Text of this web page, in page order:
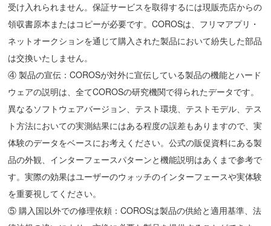
受け入れられません。保証サービスを取得するには現販売店からの
領収書原本またはコピーが必要です。COROSは、フリマアプリ・
ネットオークションを通じて購入された製品において紛失した部品
は交換いたしません。
④ 製品の宣伝：COROSが対外に宣伝している製品の機能とハード
ウェアの説明は、全てCOROSの研究機関で得られたデータです。
異なるソフトウェアバージョン、テスト環境、テストモデル、テス
ト方法においての実測結果にはある程度の誤差もありますので、実
体験のデータをベースにお考えください。公式の販促資料にある製
品の外観、インターフェースパターンと機能説明はあくまで参考で
す。実際の効果はユーザーのウォッチのインターフェースや実体験
を重要視してください。
⑤ 購入国以外での修理依頼：COROSは製品の供給と適用基準、法